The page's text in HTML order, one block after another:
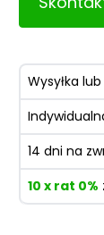
Wysyłka
14 dni na
10 x rat 0%